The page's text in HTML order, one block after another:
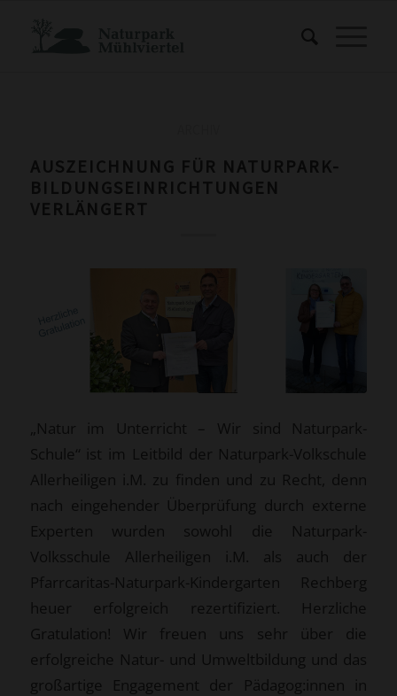
AUSZEICHNUNG FÜR NATURPARK-
BILDUNGSEINRICHTUNGEN
VERLÄNGERT
„Natur im Unterricht – Wir sind Naturpark-
Schule“ ist im Leitbild der Naturpark-Volkschule
Allerheiligen i.M. zu finden und zu Recht, denn
nach eingehender Überprüfung durch externe
Experten wurden sowohl die Naturpark-
Volksschule Allerheiligen i.M. als auch der
Pfarrcaritas-Naturpark-Kindergarten Rechberg
heuer erfolgreich rezertifiziert. Herzliche
Gratulation! Wir freuen uns sehr über die
erfolgreiche Natur- und Umweltbildung und das
großartige Engagement der Pädagog:innen in